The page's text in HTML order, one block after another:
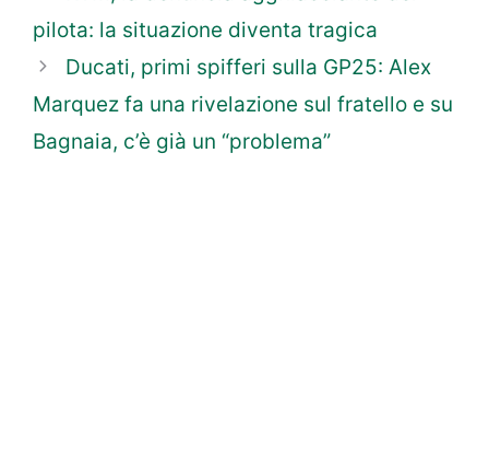
pilota: la situazione diventa tragica
Ducati, primi spifferi sulla GP25: Alex
Marquez fa una rivelazione sul fratello e su
Bagnaia, c’è già un “problema”